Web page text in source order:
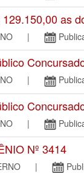
as
|
|
|
Nº 3414
|